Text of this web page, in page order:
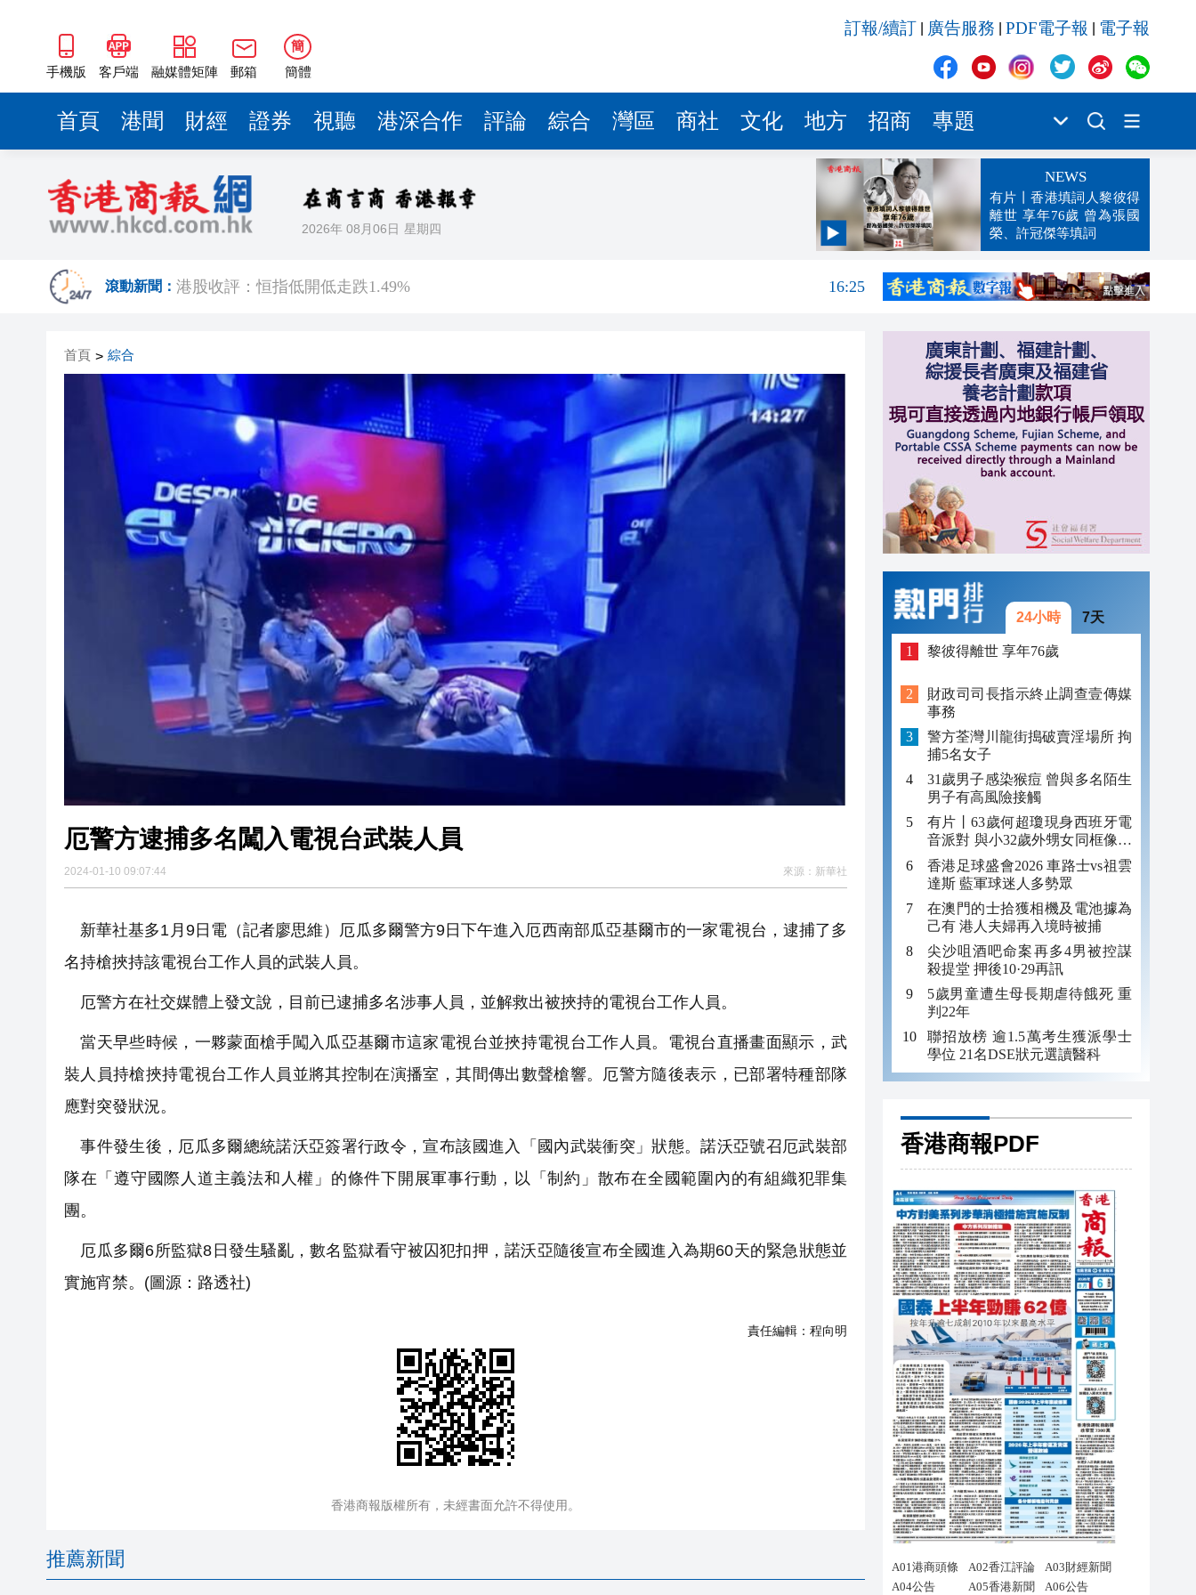
手機版 客戶端 融媒體矩陣 郵箱
簡
簡體
訂報/續訂 廣告服務 PDF電子報 電子報
首頁 港聞 財經 證券 視聽 港深合作 評論 綜合 灣區 商社 文化 地方 招商 專題
2026年 08月06日 星期四
NEWS
有片丨香港填詞人黎彼得
離世 享年76歲 曾為張國
榮、許冠傑等填詞
滾動新聞：
16:37
港股收評：恒指低開低走跌1.49%
16:25
盧寵茂到訪啟德醫院 了解首階段運作的準備工作和服務安排
有片｜香港的哥：洛杉磯還不如中國二線城市
陳沛良：徵稅安排並非鮮事 香港保險產品仍具競爭力
墨西哥60萬粉絲網紅拍視頻時遭近距離槍殺，墨總統發聲，當地已有至少12名網紅遇害
首頁 > 綜合
厄警方逮捕多名闖入電視台武裝人員
2024-01-10 09:07:44 來源： 新華社
新華社基多1月9日電（記者廖思維）厄瓜多爾警方9日下午進入厄西南部瓜亞基爾市的一家電視台，逮捕了多
名持槍挾持該電視台工作人員的武裝人員。
厄警方在社交媒體上發文說，目前已逮捕多名涉事人員，並解救出被挾持的電視台工作人員。
當天早些時候，一夥蒙面槍手闖入瓜亞基爾市這家電視台並挾持電視台工作人員。電視台直播畫面顯示，武
裝人員持槍挾持電視台工作人員並將其控制在演播室，其間傳出數聲槍響。厄警方隨後表示，已部署特種部隊
應對突發狀況。
事件發生後，厄瓜多爾總統諾沃亞簽署行政令，宣布該國進入「國內武裝衝突」狀態。諾沃亞號召厄武裝部
隊在「遵守國際人道主義法和人權」的條件下開展軍事行動，以「制約」散布在全國範圍內的有組織犯罪集
團。
厄瓜多爾6所監獄8日發生騷亂，數名監獄看守被囚犯扣押，諾沃亞隨後宣布全國進入為期60天的緊急狀態並
實施宵禁。(圖源：路透社)
責任編輯： 程向明
香港商報版權所有，未經書面允許不得使用。
推薦新聞
24小時 7天
黎彼得離世 享年76歲
財政司司長指示終止調查壹傳媒
事務
警方荃灣川龍街搗破賣淫場所 拘
捕5名女子
31歲男子感染猴痘 曾與多名陌生
男子有高風險接觸
有片丨63歲何超瓊現身西班牙電
音派對 與小32歲外甥女同框像姐
妹
香港足球盛會2026 車路士vs祖雲
達斯 藍軍球迷人多勢眾
在澳門的士拾獲相機及電池據為
己有 港人夫婦再入境時被捕
尖沙咀酒吧命案再多4男被控謀
殺提堂 押後10·29再訊
5歲男童遭生母長期虐待餓死 重
判22年
聯招放榜 逾1.5萬考生獲派學士
學位 21名DSE狀元選讀醫科
香港商報PDF